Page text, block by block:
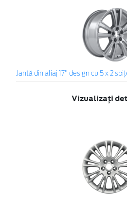
Jantă din aliaj 17" design cu 5 x 2
Vizualizați